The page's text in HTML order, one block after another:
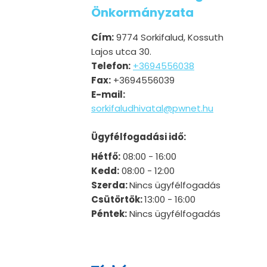
Önkormányzata
Cím:9774 Sorkifalud, Kossuth
Lajos utca 30.
Telefon: +3694556038
Fax: +3694556039
E-mail:
sorkifaludhivatal@pwnet.hu
Ügyfélfogadási idő:
Hétfő:08:00 - 16:00
Kedd:08:00 - 12:00
Szerda:Nincs ügyfélfogadás
Csütörtök:13:00 - 16:00
Péntek:Nincs ügyfélfogadás